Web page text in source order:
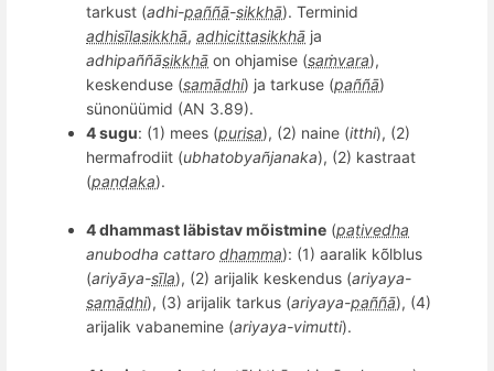
tarkust (adhi-paññā-sikkhā). Terminid
adhisīlasikkhā, adhicittasikkhā ja
adhipaññāsikkhā on ohjamise (saṁvara),
keskenduse (samādhi) ja tarkuse (paññā)
sünonüümid (AN 3.89).
4 sugu: (1) mees (purisa), (2) naine (itthi), (2)
hermafrodiit (ubhatobyañjanaka), (2) kastraat
(paṇḍaka).
4 dhammast läbistav mõistmine (paṭivedha
anubodha cattaro dhamma): (1) aaralik kõlblus
(ariyāya-sīla), (2) arijalik keskendus (ariyaya-
samādhi), (3) arijalik tarkus (ariyaya-paññā), (4)
arijalik vabanemine (ariyaya-vimutti).